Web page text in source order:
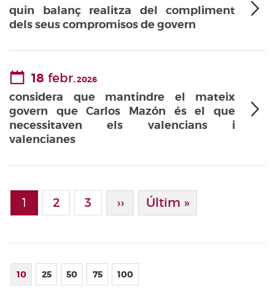
quin balanç realitza del compliment
dels seus compromisos de govern
18 febr.2026
considera que mantindre el mateix
govern que Carlos Mazón és el que
necessitaven els valencians i
valencianes
Paginació
Pàgina actual
1 Page
2 Page
3 Pàgina Següent
›› Última Pàgina
Últim »
10 25 50 75 100